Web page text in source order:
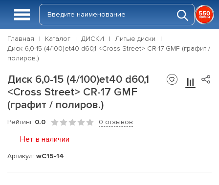
Главная Каталог ДИСКИ
Литые диски
Диск 6,0-15 (4/100)et40 d60,1 <Cross Street> CR-17 GMF (графит /
полиров.)
Диск 6,0-15 (4/100)et40 d60,1
<Cross Street> CR-17 GMF
(графит / полиров.)
Рейтинг 0.0 0 отзывов
Нет в наличии
Артикул: wC15-14